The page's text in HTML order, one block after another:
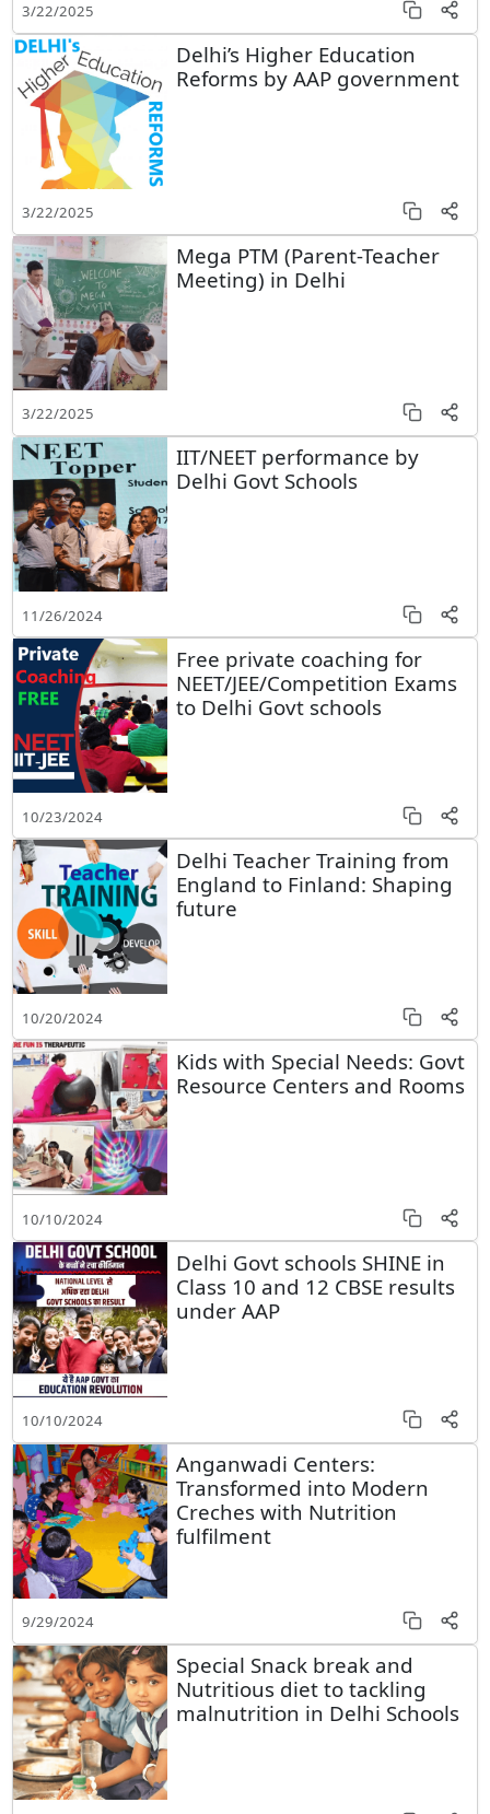
3/22/2025
Delhi’s Higher Education
Reforms by AAP government
3/22/2025
Mega PTM (Parent-Teacher
Meeting) in Delhi
3/22/2025
IIT/NEET performance by
Delhi Govt Schools
11/26/2024
Free private coaching for
NEET/JEE/Competition Exams
to Delhi Govt schools
10/23/2024
Delhi Teacher Training from
England to Finland: Shaping
future
10/20/2024
Kids with Special Needs: Govt
Resource Centers and Rooms
10/10/2024
Delhi Govt schools SHINE in
Class 10 and 12 CBSE results
under AAP
10/10/2024
Anganwadi Centers:
Transformed into Modern
Creches with Nutrition
fulfilment
9/29/2024
Special Snack break and
Nutritious diet to tackling
malnutrition in Delhi Schools